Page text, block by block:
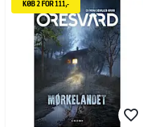
KØB 2 FOR 111,-